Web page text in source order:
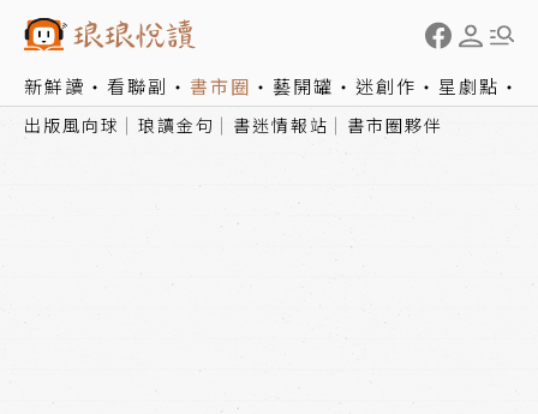
新鮮讀 看聯副 書市圈 藝開罐 迷創作 星劇點
出版風向球 琅讀金句 書迷情報站 書市圈夥伴